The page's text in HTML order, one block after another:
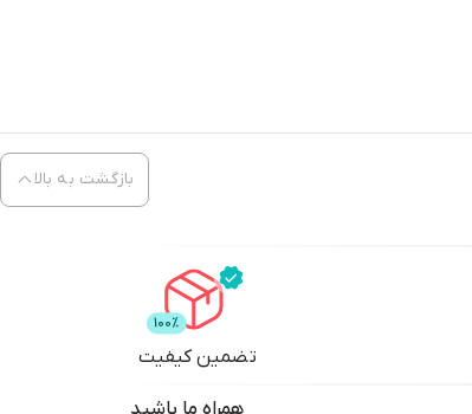
بازگشت به بالا
تضمین کیفیت
همراه ما باشید